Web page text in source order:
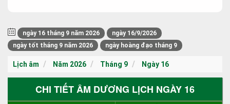
ngày 16 tháng 9 năm 2026
ngày 16/9/2026
ngày tốt tháng 9 năm 2026
ngày hoàng đạo tháng 9
Lịch âm Năm 2026 Tháng 9 Ngày 16
CHI TIẾT ÂM DƯƠNG LỊCH NGÀY 16